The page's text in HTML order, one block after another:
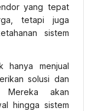
yang tepat
tetapi juga
sistem
hanya menjual
solusi dan
Mereka akan
hingga sistem